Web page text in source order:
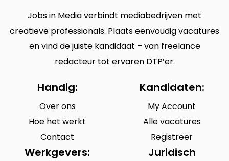
Jobs in Media verbindt mediabedrijven met
creatieve professionals. Plaats eenvoudig vacatures
en vind de juiste kandidaat – van freelance
redacteur tot ervaren DTP’er.
Handig:
Over ons
Hoe het werkt
Contact
Kandidaten:
My Account
Alle vacatures
Registreer
Werkgevers: Juridisch